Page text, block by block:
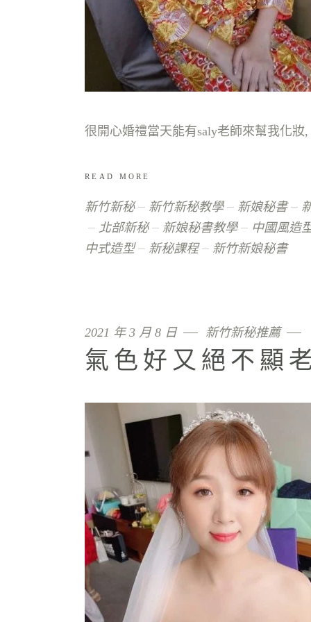
READ MORE
新竹新秘 新竹新秘教學 新娘秘書
北部新秘
新娘秘書教學
中國風造
中式造型
新秘課程 新竹新娘秘書
2021 年 3 月 8 日 新竹新秘推薦
氣色好又絕不顯